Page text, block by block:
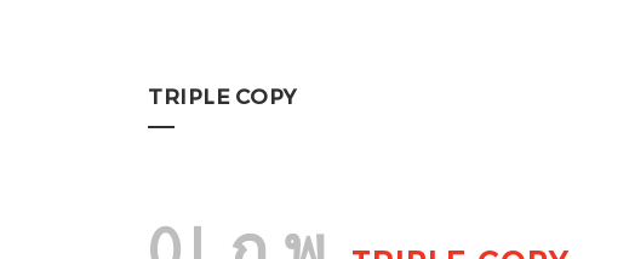
TRIPLE COPY